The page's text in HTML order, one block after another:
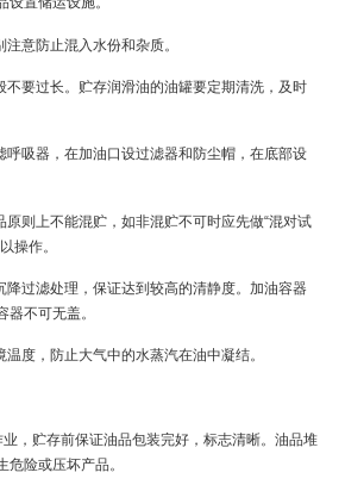
意防止混入水份和杂质。
不要过长。贮存润滑油的油罐要定期清洗，及时
呼吸器，在加油口设过滤器和防尘帽，在底部设
则上不能混贮，如非混贮不可时应先做“混对试
操作。
降过滤处理，保证达到较高的清静度。加油容器
器不可无盖。
度，防止大气中的水蒸汽在油中凝结。
，贮存前保证油品包装完好，标志清晰。油品堆
危险或压坏产品。